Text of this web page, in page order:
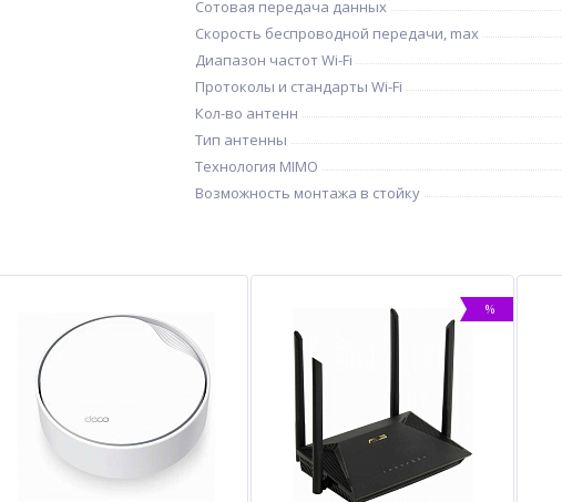
Сотовая передача данных
Скорость беспроводной передачи, max
Диапазон частот Wi-Fi
Протоколы и стандарты Wi-Fi
Кол-во антенн
Тип антенны
Технология MIMO
Возможность монтажа в стойку
%